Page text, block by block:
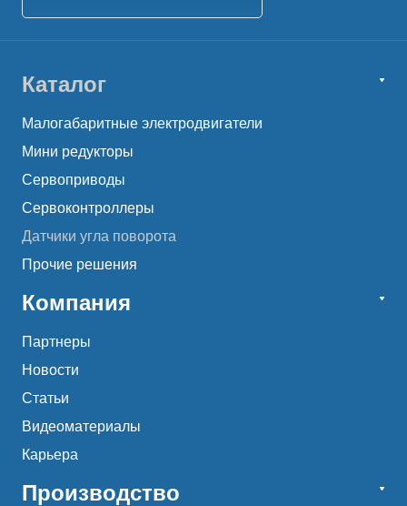
Каталог
Малогабаритные электродвигатели
Мини редукторы
Сервоприводы
Сервоконтроллеры
Датчики угла поворота
Прочие решения
Компания
Партнеры
Новости
Статьи
Видеоматериалы
Карьера
Производство